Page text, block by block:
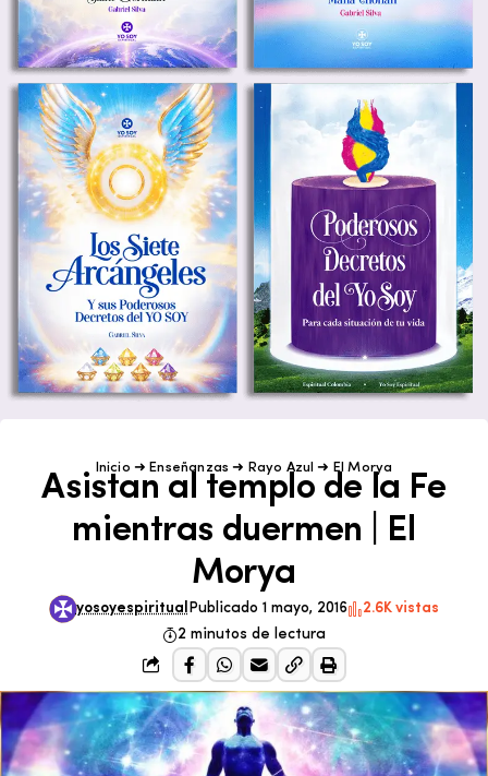
Inicio ➜ Enseñanzas ➜ Rayo Azul ➜ El Morya
Asistan al templo de la Fe
mientras duermen | El
Morya
yosoyespiritual Publicado 1 mayo, 2016
2.6K vistas
2 minutos de lectura